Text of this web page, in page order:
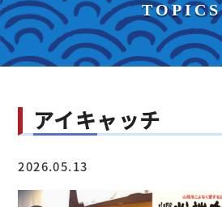
TOPICS
アイキャッチ
2026.05.13